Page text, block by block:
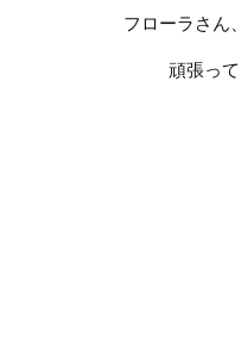
フローラさん
頑張っ